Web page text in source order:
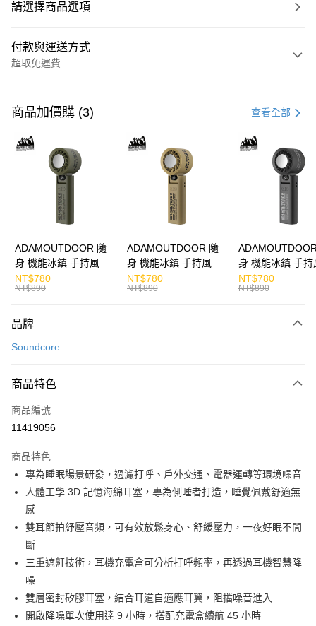
請選擇商品選項
付款與運送方式
超取免運費
信用卡一次付款
LINE Pay
Apple Pay
運送方式
免運費
付款後7-11取貨
宅配
每筆NT$130，滿NT$399(含以上)免運費
商品加價購 (3) 查看全部
ADAMOUTDOOR 隨
身 機能冰鎮 手持風扇
掛繩
NT$780
NT$890
ADAMOUTDOOR 隨
身 機能冰鎮 手持風扇
掛繩
NT$780
NT$890
身 機能冰鎮 手持
掛繩
NT$780
NT$890
品牌
Soundcore
商品特色
商品編號
11419056
商品特色
專為睡眠場景研發，過濾打呼、戶外交通、電器運轉等環境噪音
人體工學 3D 記憶海綿耳塞，專為側睡者打造，睡覺佩戴舒適無
感
雙耳節拍紓壓音頻，可有效放鬆身心、舒緩壓力，一夜好眠不間
斷
三重遮鼾技術，耳機充電盒可分析打呼頻率，再透過耳機智慧降
噪
雙層密封矽膠耳塞，結合耳道自適應耳翼，阻擋噪音進入
開啟降噪單次使用達 9 小時，搭配充電盒續航 45 小時